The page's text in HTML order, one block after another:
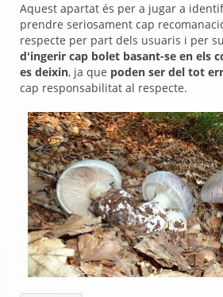
Aquest apartat és per a jugar a
prendre seriosament cap
respecte per part dels usuaris i per
d'ingerir cap bolet basant-se en els
es deixin, ja que poden ser del tot
cap responsabilitat al respecte.